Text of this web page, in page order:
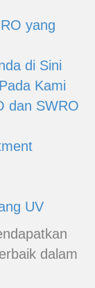
yang
di Sini
Kami
dan SWRO
UV
dalam